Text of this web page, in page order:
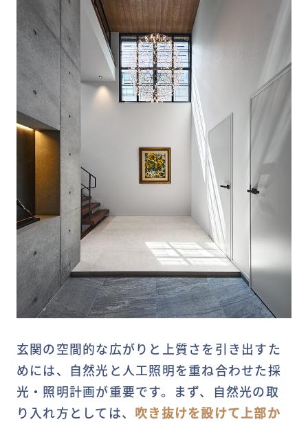
玄関の空間的な広がりと上質さを引き出すた
めには、自然光と人工照明を重ね合わせた採
光・照明計画が重要です。まず、自然光の取
り入れ方としては、 吹き抜けを設けて上部か